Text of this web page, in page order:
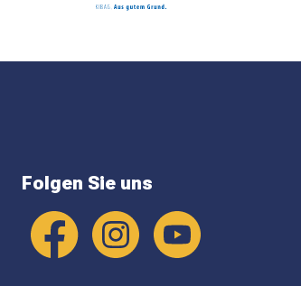
Folgen Sie uns